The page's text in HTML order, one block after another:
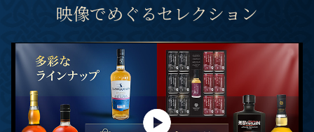
映像でめぐるセレクション